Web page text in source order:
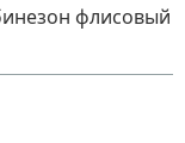
флисовый